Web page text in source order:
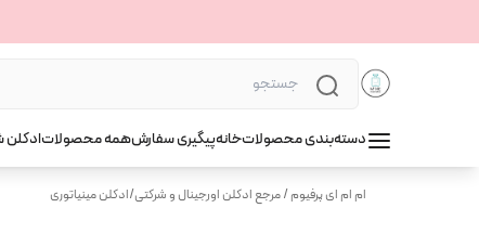
دسته‌بندی محصولاتخانهپیگیری سفارشهمه محصولات
ام ام ای پرفیوم / مرجع ادکلن اورجینال و شرکتی/ادکلن مینیاتوری